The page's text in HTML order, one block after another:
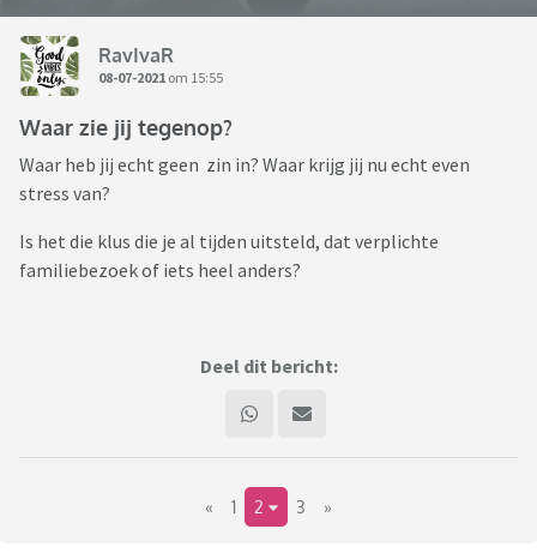
RavIvaR
08-07-2021 om 15:55
Waar zie jij tegenop?
Waar heb jij echt geen zin in? Waar krijg jij nu echt even
stress van?
Is het die klus die je al tijden uitsteld, dat verplichte
familiebezoek of iets heel anders?
Deel dit bericht:
« 1 2 3 »